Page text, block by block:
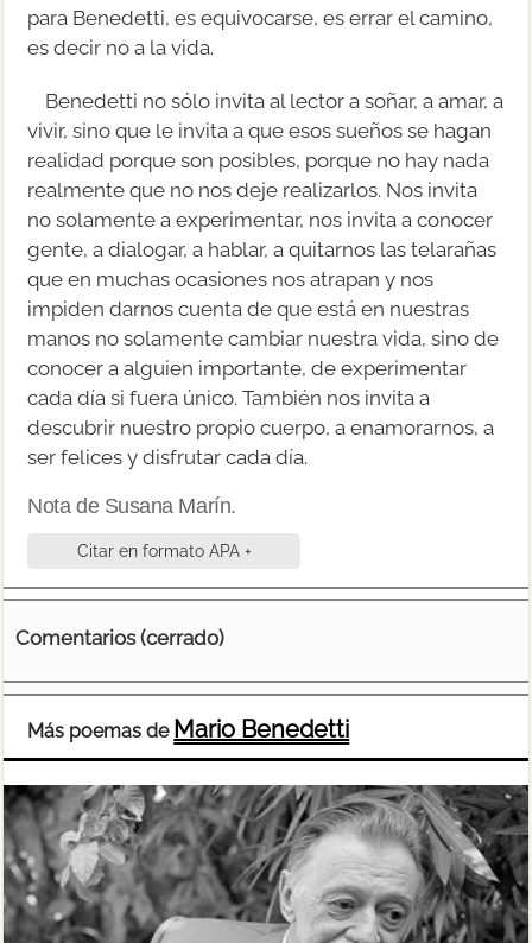
para Benedetti, es equivocarse, es errar el camino,
es decir no a la vida.
Benedetti no sólo invita al lector a soñar, a amar, a
vivir, sino que le invita a que esos sueños se hagan
realidad porque son posibles, porque no hay nada
realmente que no nos deje realizarlos. Nos invita
no solamente a experimentar, nos invita a conocer
gente, a dialogar, a hablar, a quitarnos las telarañas
que en muchas ocasiones nos atrapan y nos
impiden darnos cuenta de que está en nuestras
manos no solamente cambiar nuestra vida, sino de
conocer a alguien importante, de experimentar
cada día si fuera único. También nos invita a
descubrir nuestro propio cuerpo, a enamorarnos, a
ser felices y disfrutar cada día.
Nota de Susana Marín.
Citar en formato APA +
Comentarios (cerrado)
Más poemas de Mario Benedetti